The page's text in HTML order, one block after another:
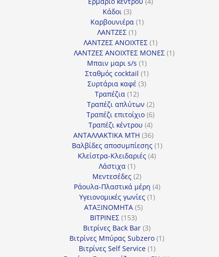
Κάδοι 33
προϊόντα
Καρβουνιέρα 11
ΛΑΝΤΖΕΣ 11
προϊόν
ΛΑΝΤΖΕΣ ΑΝΟΙΧΤΕΣ 11
προϊόν
ΛΑΝΤΖΕΣ ΑΝΟΙΧΤΕΣ ΜΟΝΕΣ 11
Μπαιν μαρι s/s 11
προϊόν
Σταθμός cocktail 11
Συρτάρια καφέ 33
Τραπέζια 1212
προϊόντα
Τραπέζι απλύτων 22
προϊόντα
Τραπέζι επιτοίχιο 66
προϊόντα
Τραπέζι κέντρου 44
προϊόντα
ΑΝΤΑΛΛΑΚΤΙΚΑ MTH 3636
προϊόντα
Βαλβίδες αποσυμπίεσης 11
Κλείστρα-Κλειδαριές 44
Λάστιχα 11
προϊόν
Μεντεσέδες 22
προϊόντα
Ράουλα-Πλαστικά μέρη 44
Υγειονομικές γωνίες 11
ΑΤΑΞΙΝΟΜΗΤΑ 55
ΒΙΤΡΙΝΕΣ 153153
προϊόντα
Βιτρίνες Back Bar 33
προϊόντα
Βιτρίνες Mπύρας Subzero 11
Βιτρίνες Self Service 11